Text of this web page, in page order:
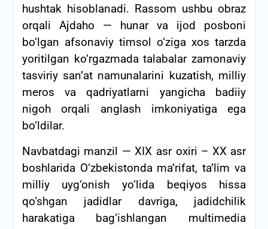
hushtak hisoblanadi. Rassom ushbu obraz
orqali Ajdaho — hunar va ijod posboni
bo‘lgan afsonaviy timsol o‘ziga xos tarzda
yoritilgan ko‘rgazmada talabalar zamonaviy
tasviriy san’at namunalarini kuzatish, milliy
meros va qadriyatlarni yangicha badiiy
nigoh orqali anglash imkoniyatiga ega
bo‘ldilar.
Navbatdagi manzil — XIX asr oxiri – XX asr
boshlarida O‘zbekistonda ma’rifat, ta’lim va
milliy uyg‘onish yo‘lida beqiyos hissa
qo‘shgan jadidlar davriga, jadidchilik
harakatiga bag‘ishlangan multimedia